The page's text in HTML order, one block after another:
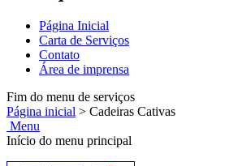
Página Inicial
Carta de Serviços
Contato
Área de imprensa
Fim do menu de serviços
Página inicial > Cadeiras Cativas
Menu
Início do menu principal